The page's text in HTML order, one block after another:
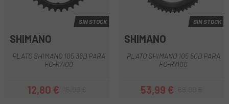
SIN STOCK
SHIMANO
PLATO SHIMANO 105 36D PARA
FC-R7100
Precio
12,80 €Precio regular
SIN STOCK
SHIMANO
PLATO SHIMANO 105 50D PARA
FC-R7100
Precio
53,99 €Precio regular